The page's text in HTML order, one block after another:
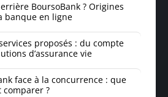
BoursoBank ? Origines
banque en ligne
proposés : du compte
d’assurance vie
face à la concurrence : que
?